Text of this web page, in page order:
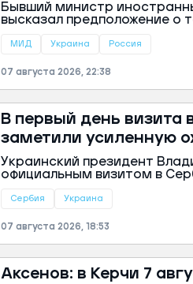
Бывший министр
высказал предположение о
агрессии против них можно
МИД Украина Россия
07 августа 2026, 22:38
В первый день
заметили усиленную
Украинский президент
официальным визитом в
что его сопровождает
Сербия Украина
07 августа 2026, 18:53
Аксенов: в Керчи 7